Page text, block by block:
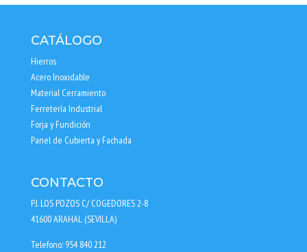
CATÁLOGO
Hierros
Acero Inoxidable
Material Cerramiento
Ferretería Industrial
Forja y Fundición
Panel de Cubierta y Fachada
CONTACTO
P.I. LOS POZOS C/ COGEDORES 2-8
41600 ARAHAL (SEVILLA)
Telefono: 954 840 212